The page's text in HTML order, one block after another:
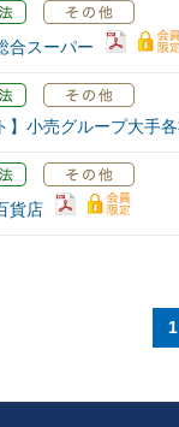
合スーパー
】小売グループ大手
貨店
1